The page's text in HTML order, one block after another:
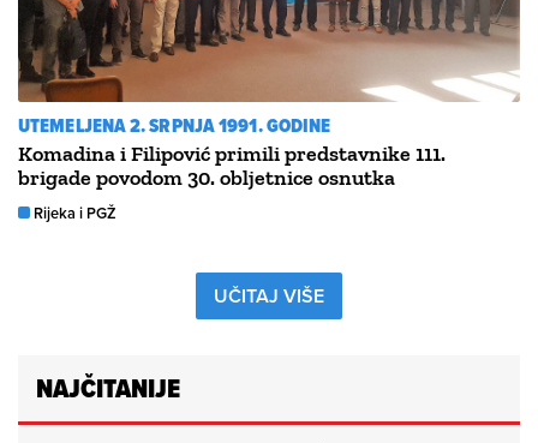
UTEMELJENA 2. SRPNJA 1991. GODINE
Komadina i Filipović primili predstavnike 111.
brigade povodom 30. obljetnice osnutka
Rijeka i PGŽ
UČITAJ VIŠE
NAJČITANIJE